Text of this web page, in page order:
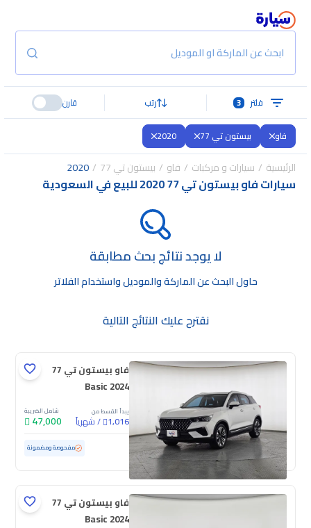
ابحث عن الماركة او الموديل
فلتر 3 رتب قارن
فاو بيستون تي 77 2020
الرئيسية سيارات و مركبات فاو بيستون تي 77 2020
سيارات فاو بيستون تي 77 2020 للبيع في السعودية
لا يوجد نتائج بحث مطابقة
حاول البحث عن الماركة والموديل واستخدام الفلاتر
نقترح عليك النتائج التالية
فاو بيستون تي 77
Basic 2024
يبدأ القسط من
1,016
/شهرياً
شامل الضريبة
47,000
مستعملة 15,849 كم ممشى قليل مفحوصة ومضمونة
فاو بيستون تي 77
Basic 2024